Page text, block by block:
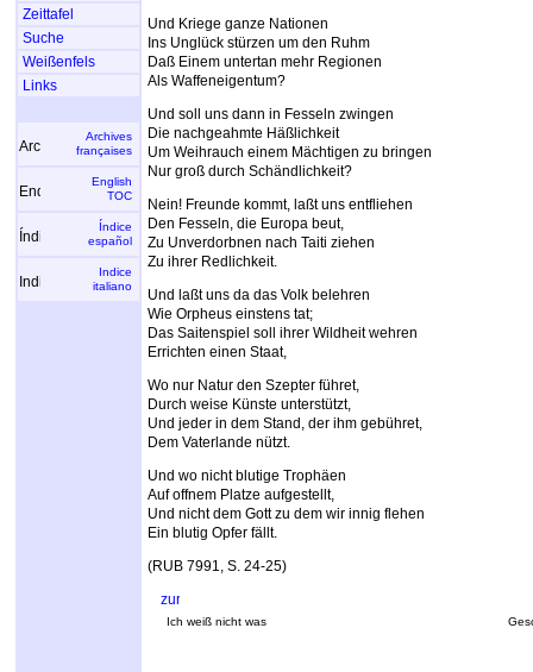
Zeittafel
Suche
Weißenfels
Links
Archives
françaises
English
TOC
Índice
español
Indice
italiano
Und Kriege ganze Nationen
Ins Unglück stürzen um den Ruhm
Daß Einem untertan mehr Regionen
Als Waffeneigentum?
Und soll uns dann in Fesseln zwingen
Die nachgeahmte Häßlichkeit
Um Weihrauch einem Mächtigen zu bringen
Nur groß durch Schändlichkeit?
Nein! Freunde kommt, laßt uns entfliehen
Den Fesseln, die Europa beut,
Zu Unverdorbnen nach Taiti ziehen
Zu ihrer Redlichkeit.
Und laßt uns da das Volk belehren
Wie Orpheus einstens tat;
Das Saitenspiel soll ihrer Wildheit wehren
Errichten einen Staat,
Wo nur Natur den Szepter führet,
Durch weise Künste unterstützt,
Und jeder in dem Stand, der ihm gebühret,
Dem Vaterlande nützt.
Und wo nicht blutige Trophäen
Auf offnem Platze aufgestellt,
Und nicht dem Gott zu dem wir innig flehen
Ein blutig Opfer fällt.
(RUB 7991, S. 24-25)
Ich weiß nicht was